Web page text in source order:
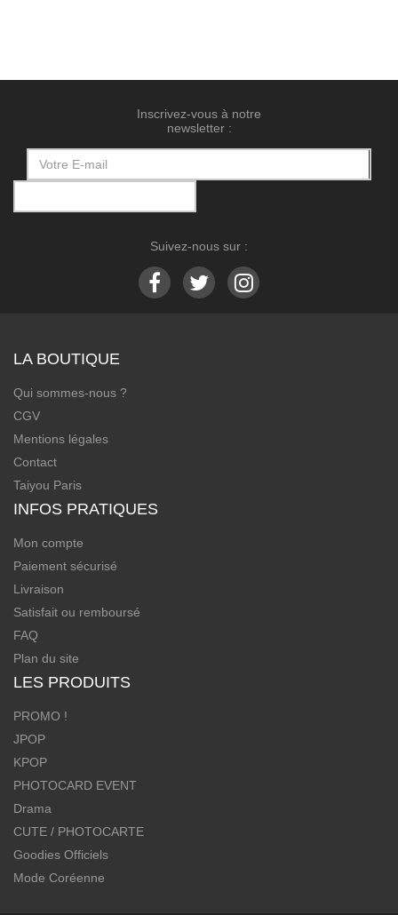
Inscrivez-vous à notre
newsletter :
Suivez-nous sur :
LA BOUTIQUE
Qui sommes-nous ?
CGV
Mentions légales
Contact
Taiyou Paris
INFOS PRATIQUES
Mon compte
Paiement sécurisé
Livraison
Satisfait ou remboursé
FAQ
Plan du site
LES PRODUITS
PROMO !
JPOP
KPOP
PHOTOCARD EVENT
Drama
CUTE / PHOTOCARTE
Goodies Officiels
Mode Coréenne